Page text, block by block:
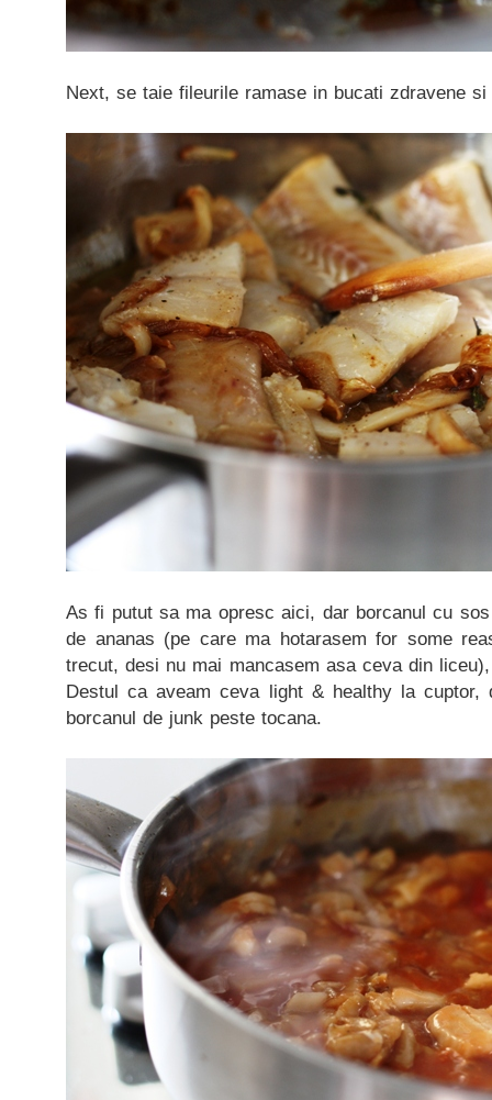
Next, se taie fileurile ramase in bucati zdravene
As fi putut sa ma opresc aici, dar borcanul cu
de ananas (pe care ma hotarasem for some
trecut, desi nu mai mancasem asa ceva din
Destul ca aveam ceva light & healthy la cuptor,
borcanul de junk peste tocana.